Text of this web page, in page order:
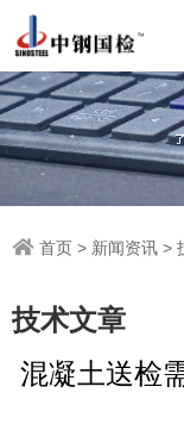
首页 > 新闻资讯 >
技术文章
混凝土送检